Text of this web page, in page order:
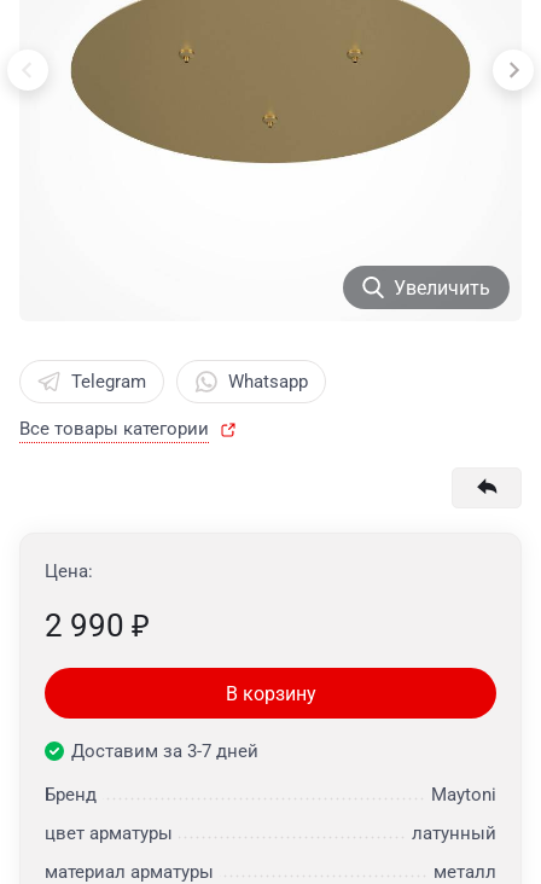
Увеличить
Telegram Whatsapp
Все товары категории
Цена:
2 990 ₽
В корзину
Доставим за 3-7 дней
Бренд
Maytoni
цвет арматуры
латунный
материал арматуры
металл